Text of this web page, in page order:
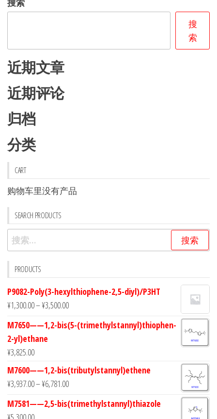
选
搜索
搜
索
近期文章
近期评论
归档
分类
CART
购物车里没有产品
SEARCH PRODUCTS
搜
索：
PRODUCTS
P9082-Poly(3-hexylthiophene-2,5-diyl)/P3HT
¥1,300.00–¥3,500.00
M7650——1,2-bis(5-(trimethylstannyl)thiophen-
2-yl)ethane
¥3,825.00
M7600——1,2-bis(tributylstannyl)ethene
¥3,937.00–¥6,781.00
M7581——2,5-bis(trimethylstannyl)thiazole